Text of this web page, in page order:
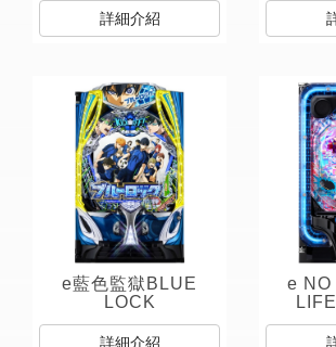
詳細介紹
e藍色監獄BLUE
LOCK
詳細介紹
e NO